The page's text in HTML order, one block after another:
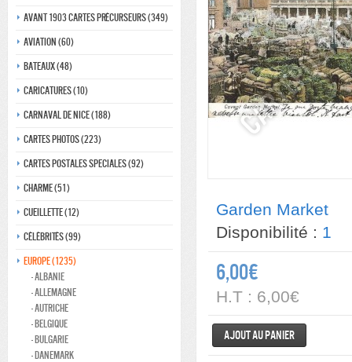
Avant 1903 Cartes précurseurs (349)
Aviation (60)
Bateaux (48)
Caricatures (10)
Carnaval de nice (188)
Cartes photos (223)
Cartes postales speciales (92)
Charme (51)
Cueillette (12)
Célébrités (99)
Europe (1235)
- Albanie
- Allemagne
- Autriche
- Belgique
- Bulgarie
- Danemark
Garden Market
Disponibilité : 1
6,00€
H.T : 6,00€
Ajout au panier